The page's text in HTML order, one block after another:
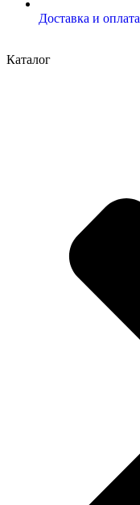
Доставка и оплата
Каталог